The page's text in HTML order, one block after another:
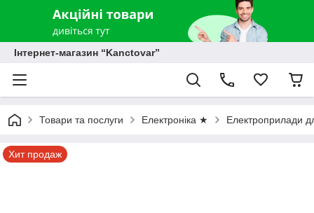
Інтернет-магазин “Kanctovar”
Товари та послуги Електроніка ★ Електроприлади
Хит продаж